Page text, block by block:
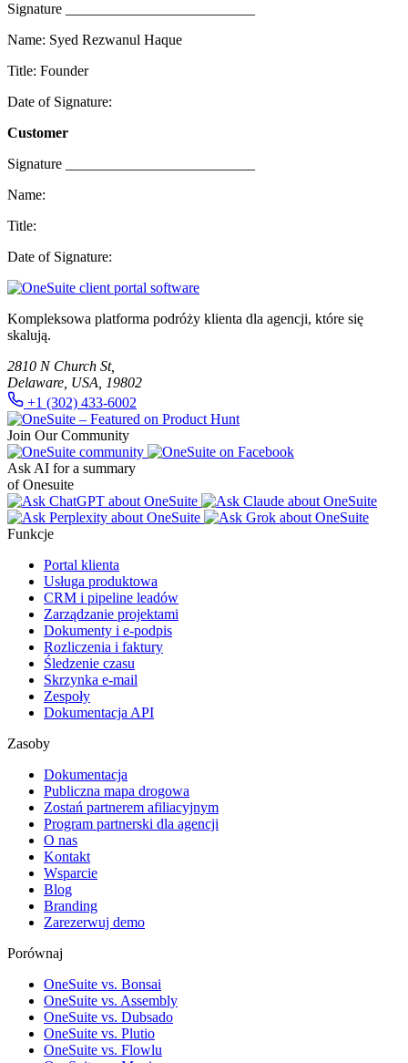
Signature __________________________
Name: Syed Rezwanul Haque
Title: Founder
Date of Signature:
Customer
Signature __________________________
Name:
Title:
Date of Signature:
Kompleksowa platforma podróży klienta dla agencji, które się
skalują.
2810 N Church St,
Delaware, USA, 19802
+1 (302) 433-6002
Join Our Community
Ask AI for a summary
of Onesuite
Funkcje
Portal klienta
Usługa produktowa
CRM i pipeline leadów
Zarządzanie projektami
Dokumenty i e-podpis
Rozliczenia i faktury
Śledzenie czasu
Skrzynka e-mail
Zespoły
Dokumentacja API
Zasoby
Dokumentacja
Publiczna mapa drogowa
Zostań partnerem afiliacyjnym
Program partnerski dla agencji
O nas
Kontakt
Wsparcie
Blog
Branding
Zarezerwuj demo
Porównaj
OneSuite vs. Bonsai
OneSuite vs. Assembly
OneSuite vs. Dubsado
OneSuite vs. Plutio
OneSuite vs. Flowlu